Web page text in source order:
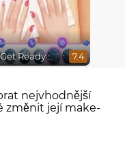
Ellie Get Ready With Me 2 7.4
nejvhodnější
změnit její make-